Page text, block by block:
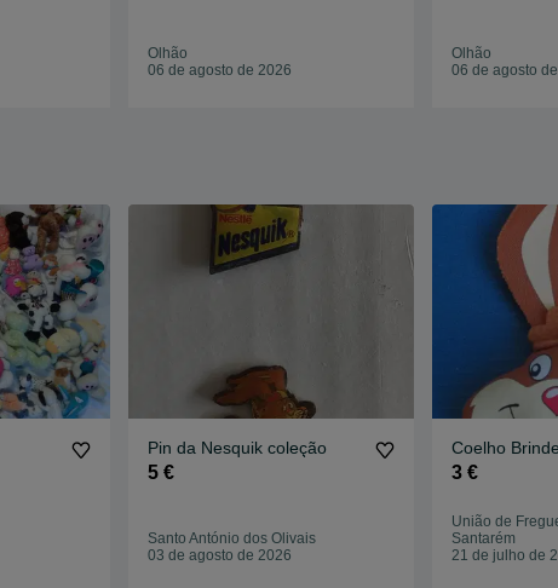
Olhão
06 de agosto de 2026
Olhão
06 de agosto
Pin da Nesquik coleção
5 €
Santo António dos Olivais
03 de agosto de 2026
Coelho
3 €
União de
Santarém
21 de julho de